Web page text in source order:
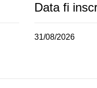
Data fi
31/08/2026